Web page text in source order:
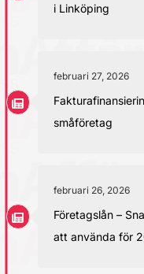
i Linköping
februari 27, 2026
småföretag
februari 26, 2026
Företagslån –
att använda för